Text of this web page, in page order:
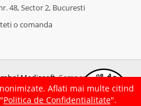
48, Sector 2, Bucuresti
o comanda
Mediasoft. Semper idem.
| friendlyhouse.md
Aflati mai multe citind
Politica de Confidentialitate".